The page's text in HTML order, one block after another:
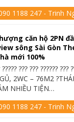
1188 247 - Trinh
căn hộ 2PN
sông Sài Gòn
mới 100%
??? ??? ?????? ???
2WC – 76M2
NHIỀU TIỆN…
1188 247 - Trinh